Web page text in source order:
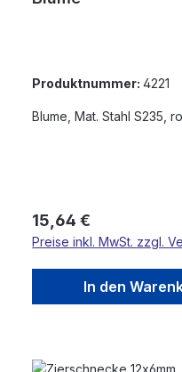
Produktnummer:4221
Blume, Mat. Stahl S235,
Regulärer Preis:
15,64 €
Preise inkl. MwSt. zzgl.
In den